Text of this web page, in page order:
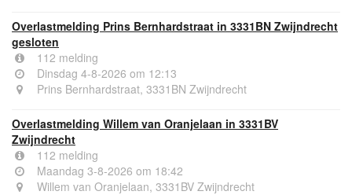
Overlastmelding Prins Bernhardstraat in 3331BN Zwijndrecht
gesloten
112 melding
Dinsdag 4-8-2026 om 12:13
Prins Bernhardstraat, 3331BN Zwijndrecht
Overlastmelding Willem van Oranjelaan in 3331BV
Zwijndrecht
112 melding
Maandag 3-8-2026 om 18:42
Willem van Oranjelaan, 3331BV Zwijndrecht